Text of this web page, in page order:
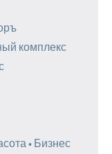
комплекс
• Бизнес